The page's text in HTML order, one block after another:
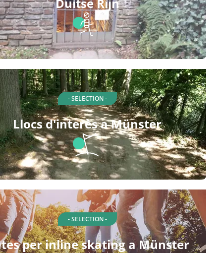
- SELECTION -
Llocs d'interès a Münster
- SELECTION -
per inline skating a Münster